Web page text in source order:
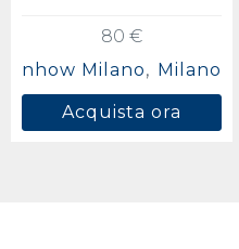
80 €
nhow Milano
Milano
Acquista ora